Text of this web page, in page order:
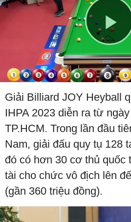
Giải Billiard JOY Heyball
IHPA 2023 diễn ra từ
TP.HCM. Trong lần đầu
Nam, giải đấu quy tụ 128
đó có hơn 30 cơ thủ quốc
tài cho chức vô địch lên
(gần 360 triệu đồng).